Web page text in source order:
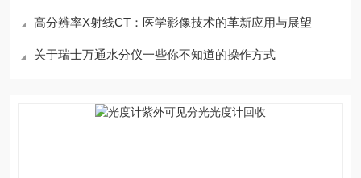
高分辨率X射线CT：医学影像技术的革新应用与展望
关于瑞士万通水分仪一些你不知道的操作方式